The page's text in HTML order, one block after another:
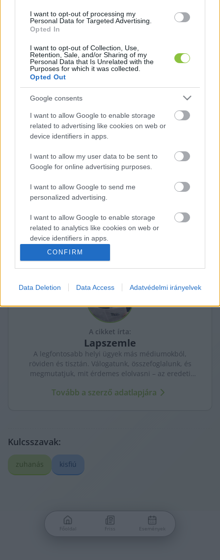
I want to opt-out of processing my
Personal Data for Targeted Advertising.
Opted In
I want to opt-out of Collection, Use,
Retention, Sale, and/or Sharing of my
Personal Data that Is Unrelated with the
Purposes for which it was collected.
Opted Out
Google consents
I want to allow Google to enable storage
related to advertising like cookies on web or
device identifiers in apps.
I want to allow my user data to be sent to
Google for online advertising purposes.
I want to allow Google to send me
personalized advertising.
I want to allow Google to enable storage
related to analytics like cookies on web or
device identifiers in apps.
I want to allow Google to enable storage
related to functionality of the website or app.
I want to allow Google to enable storage
I want to allow Google to enable storage
related to security, including authentication
functionality and fraud prevention, and other
user protection.
CONFIRM
Data Deletion Data Access Adatvédelmi irányelvek
A csatorna úgy tudja, a zuhanást több tényező is
esést, ráadásul a kisfiú nem betonra, hanem
füves területre esett. A lakást a gyermek szülei
bérelték, a szomszédok szerint a balesetet
követően elköltöztek. Az ügy körülményeit a
rendőrség vizsgálja.
ECSUP SHORTS
A cikket írta:
Lapszemle
A legfontosabb helyi ügyek más médiumokból,
röviden és tisztán. Válogatunk, összefoglalunk, és
megmutatjuk, mit érdemes elolvasni – az eredeti
Tovább a szerző adatlapjára
Kulcsszavak:
zuhanás kisfiú
Főoldal Friss Események